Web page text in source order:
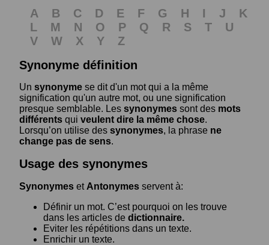
A B C D E F G H I J
K
L
M N O P Q R S T
U
V
W X Y
Z
Synonyme définition
Un synonyme se dit d'un mot qui a la même
signification qu'un autre mot, ou une signification
presque semblable. Les synonymes sont des mots
différents qui veulent dire la même chose.
Lorsqu’on utilise des synonymes, la phrase ne
change pas de sens.
Usage des synonymes
Synonymes et Antonymes servent à:
Définir un mot. C’est pourquoi on les trouve
dans les articles de dictionnaire.
Eviter les répétitions dans un texte.
Enrichir un texte.